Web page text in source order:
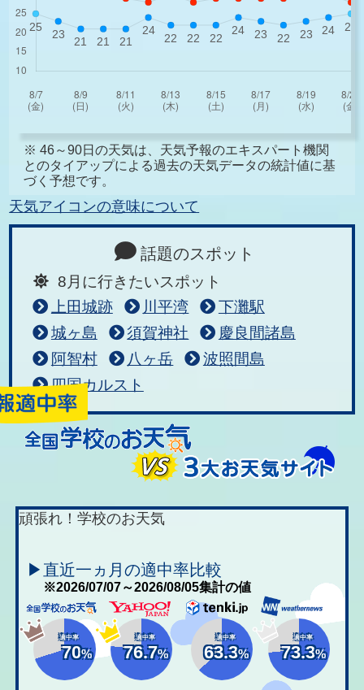
※ 46～90日の天気は、天気予報のエキスパート機関
とのタイアップによる過去の天気データの統計値に基
づく予想です。
天気アイコンの意味について
話題のスポット
8月に行きたいスポット
上田城跡
川平湾
下灘駅
城ヶ島
須賀神社
慶良間諸島
阿智村
八ヶ岳
波照間島
四国カルスト
頑張れ！学校のお天気
▶直近一ヵ月の適中率比較
※2026/07/07～2026/08/05集計の値
適中率
70%
適中率
76.7%
適中率
63.3%
適中率
73.3%